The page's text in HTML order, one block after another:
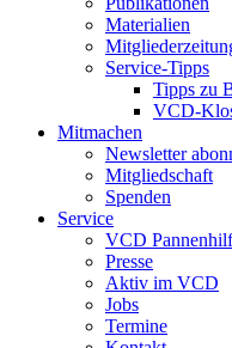
Materialien
Service-Tipps
Tipps zu
VCD-
Mitmachen
Newsletter
Mitgliedschaft
Spenden
Service
VCD
Presse
Aktiv im VCD
Jobs
Termine